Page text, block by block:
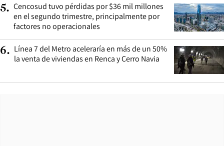
5. Cencosud tuvo pérdidas por $36 mil millones
en el segundo trimestre, principalmente por
factores no operacionales
6. Línea 7 del Metro aceleraría en más de un 50%
la venta de viviendas en Renca y Cerro Navia